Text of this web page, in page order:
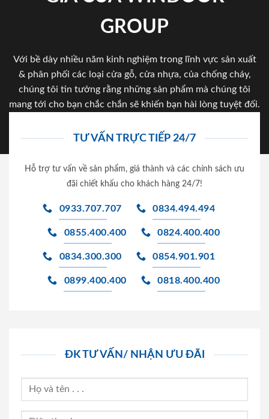
GROUP
Với bề dày nhiều năm kinh nghiệm trong lĩnh vực sản xuất
& phân phối các loại cửa gỗ, cửa nhựa, của chống cháy,
chúng tôi tin tưởng rằng những sản phẩm mà chúng tôi
mang tới cho bạn chắc chắn sẽ khiến bạn hài lòng tuyệt đối.
TƯ VẤN TRỰC TIẾP 24/7
Hỗ trợ tư vấn về sản phẩm, giá thành và các chính sách ưu
đãi chiết khấu cho khách hàng 24/7!
0933.707.707 0834.494.494
0855.400.400 0824.400.400
0834.300.300 0854.901.901
0899.400.400 0818.400.400
ĐK TƯ VẤN/ NHẬN ƯU ĐÃI